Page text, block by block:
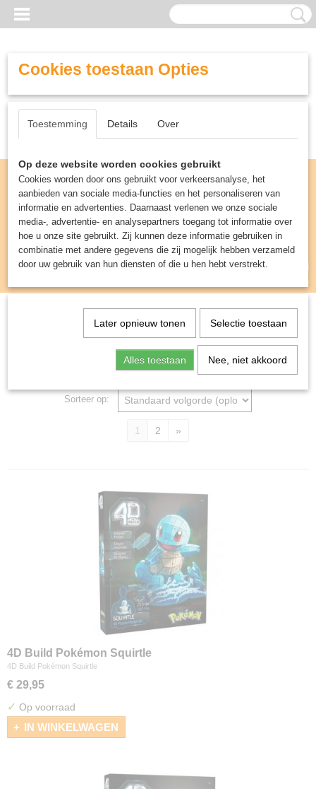
Inloggen Registreren
UW WINKELWAGEN
(0)
Spellen & Puzzels> Puzzels
Sorteer op:
1 2 »
4D Build Pokémon Squirtle
4D Build Pokémon Squirtle
€ 29,95
✓ Op voorraad
IN WINKELWAGEN
Cookies toestaan Opties
Toestemming Details Over
Op deze website worden cookies gebruikt
Cookies worden door ons gebruikt voor verkeersanalyse, het
aanbieden van sociale media-functies en het personaliseren van
informatie en advertenties. Daarnaast verlenen we onze sociale
media-, advertentie- en analysepartners toegang tot informatie over
hoe u onze site gebruikt. Zij kunnen deze informatie gebruiken in
combinatie met andere gegevens die zij mogelijk hebben verzameld
door uw gebruik van hun diensten of die u hen hebt verstrekt.
Later opnieuw tonen Selectie toestaan
Alles toestaan Nee, niet akkoord